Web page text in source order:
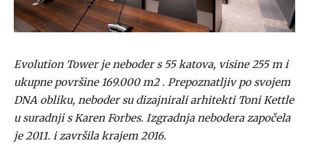
Evolution Tower je neboder s 55 katova, visine 255 m i
ukupne površine 169.000 m2 . Prepoznatljiv po svojem
DNA obliku, neboder su dizajnirali arhitekti Toni Kettle
u suradnji s Karen Forbes. Izgradnja nebodera započela
je 2011. i završila krajem 2016.